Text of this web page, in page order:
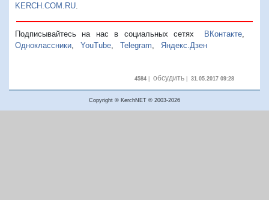
KERCH.COM.RU
Подписывайтесь на нас в социальных сетях ВКонтакте,
Одноклассники
YouTube Telegram Яндекс.Дзен
4584| обсудить| 31.05.2017 09:28
Copyright © KerchNET ® 2003-2026